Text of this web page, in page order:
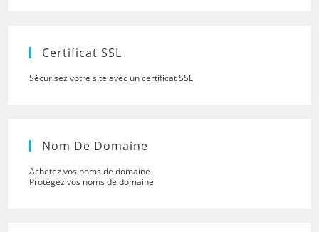
Certificat SSL
Sécurisez votre site avec un certificat SSL
Nom De Domaine
Achetez vos noms de domaine
Protégez vos noms de domaine